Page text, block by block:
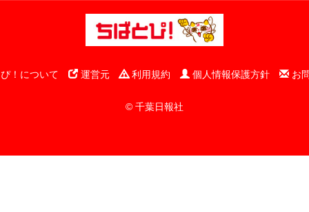
！について 運営元 利用規約 個人情報保護方針 お
© 千葉日報社